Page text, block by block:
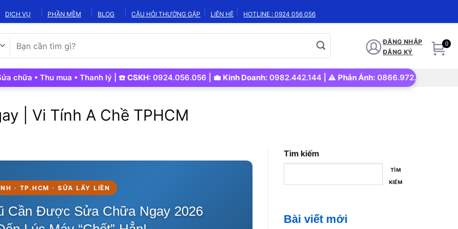
DỊCH VỤ PHẦN MỀM BLOG CÂU HỎI THƯỜNG GẶP LIÊN HỆ HOTLINE : 0924 056 056
kiếm:
ĐĂNG NHẬP
ĐĂNG KÝ
0
• Thu mua • Thanh lý | ☎️CSKH:0924.056.056 | 💼Kinh Doanh:0982.442.144 | ⚠️Phản Ánh:0866.972.562 | 🚀
| Vi Tính A Chề TPHCM
· TP.HCM · SỬA LẤY LIỀN
Cần Được Sửa Chữa Ngay 2026
Tìm kiếm
TÌM
KIẾM
Bài viết mới